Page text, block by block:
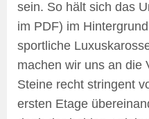
sein. So hält sich das
im PDF) im
sportliche
machen wir uns an die
Steine recht stringent
ersten Etage